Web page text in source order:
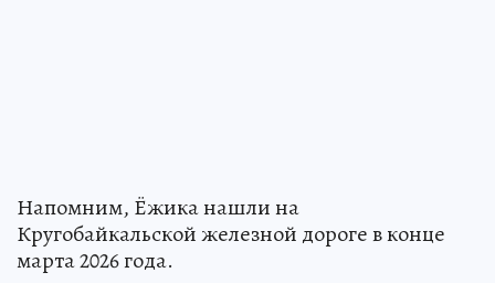
Напомним, Ёжика нашли на
Кругобайкальской железной дороге в конце
марта 2026 года.